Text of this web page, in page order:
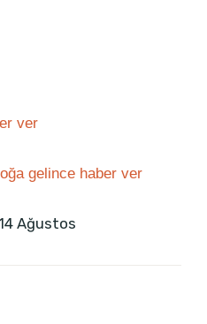
ver
gelince haber ver
Ağustos